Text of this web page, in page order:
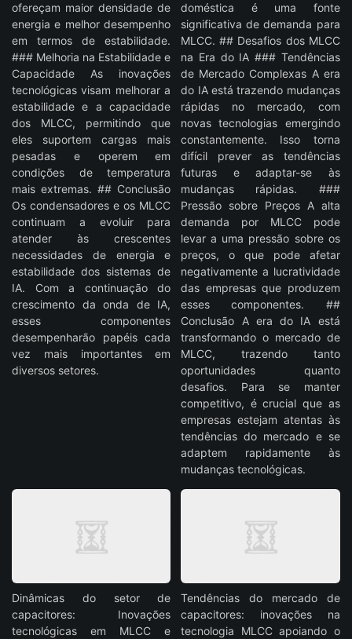
ofereçam maior densidade de
energia e melhor desempenho
em termos de estabilidade.
### Melhoria na Estabilidade e
Capacidade As inovações
tecnológicas visam melhorar a
estabilidade e a capacidade
dos MLCC, permitindo que
eles suportem cargas mais
pesadas e operem em
condições de temperatura
mais extremas. ## Conclusão
Os condensadores e os MLCC
continuam a evoluir para
atender às crescentes
necessidades de energia e
estabilidade dos sistemas de
IA. Com a continuação do
crescimento da onda de IA,
esses componentes
desempenharão papéis cada
vez mais importantes em
diversos setores.
doméstica é uma fonte
significativa de demanda para
MLCC. ## Desafios dos MLCC
na Era do IA ### Tendências
de Mercado Complexas A era
do IA está trazendo mudanças
rápidas no mercado, com
novas tecnologias emergindo
constantemente. Isso torna
difícil prever as tendências
futuras e adaptar-se às
mudanças rápidas. ###
Pressão sobre Preços A alta
demanda por MLCC pode
levar a uma pressão sobre os
preços, o que pode afetar
negativamente a lucratividade
das empresas que produzem
esses componentes. ##
Conclusão A era do IA está
transformando o mercado de
MLCC, trazendo tanto
oportunidades quanto
desafios. Para se manter
competitivo, é crucial que as
empresas estejam atentas às
tendências do mercado e se
adaptem rapidamente às
mudanças tecnológicas.
Dinâmicas do setor de
capacitores: Inovações
tecnológicas em MLCC e
Tendências do mercado de
capacitores: inovações na
tecnologia MLCC apoiando o